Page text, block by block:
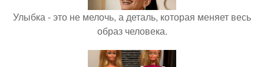
Улыбка - это не мелочь, а деталь, которая меняет весь
образ человека.